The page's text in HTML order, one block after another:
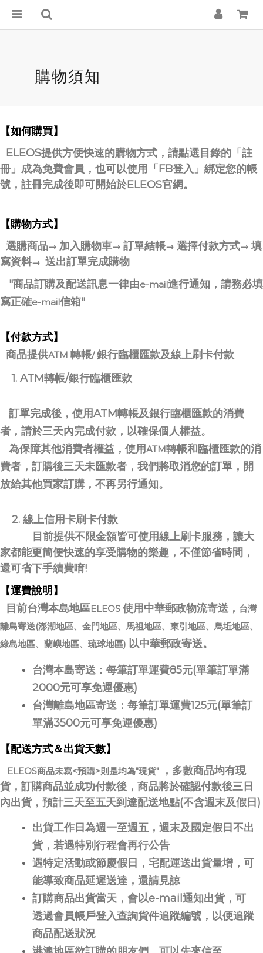
購物須知
【如何購買】
ELEOS提供方便快速的購物方式，請點選目錄的「註
冊」成為免費會員，也可以使用「FB登入」綁定您的帳
號，註冊完成後即可開始於ELEOS官網。
【購物方式】
選購商品→ 加入購物車→ 訂單結帳→ 選擇付款方式→ 填
寫資料→ 送出訂單完成購物
"商品訂購及配送訊息一律由e-mail進行通知，請務必填
寫正確e-mail信箱"
【付款方式】
商品提供ATM 轉帳/銀行臨櫃匯款及線上刷卡付款
1. ATM轉帳/銀行臨櫃匯款
訂單完成後，使用ATM轉帳及銀行臨櫃匯款的消費
者，請於三天內完成付款，以確保個人權益。
為保障其他消費者權益，使用ATM轉帳和臨櫃匯款的消
費者，訂購後三天未匯款者，我們將取消您的訂單，開
放給其他買家訂購，不再另行通知。
2. 線上信用卡刷卡付款
目前提供不限金額皆可使用線上刷卡服務，讓大
家都能更簡便快速的享受購物的樂趣，不僅節省時間，
還可省下手續費唷!
【運費說明】
目前台灣本島地區ELEOS 使用中華郵政物流寄送， 台灣
離島寄送(澎湖地區、金門地區、馬祖地區、東引地區、烏坵地區、
綠島地區、蘭嶼地區、琉球地區) 以中華郵政寄送。
台灣本島寄送：每筆訂單運費85元(單筆訂單滿
2000元可享免運優惠)
台灣離島地區寄送：每筆訂單運費125元(單筆訂
單滿3500元可享免運優惠)
【配送方式＆出貨天數】
ELEOS商品未寫<預購>則是均為"現貨"
，多數商品均有現
貨，訂購商品並成功付款後，商品將於確認付款後三日
內出貨，預計三天至五天到達配送地點(不含週末及假日)
出貨工作日為週一至週五，週末及國定假日不出
貨，若遇特別行程會再行公告
遇特定活動或節慶假日，宅配運送出貨量增，可
能導致商品延遲送達，還請見諒
訂購商品出貨當天，會以e-mail通知出貨，可
透過會員帳戶登入查詢貨件追蹤編號，以便追蹤
商品配送狀況